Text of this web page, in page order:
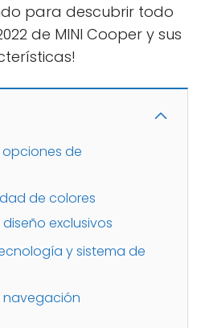
para descubrir todo
de MINI Cooper y sus
de
de colores
exclusivos
y sistema de
navegación